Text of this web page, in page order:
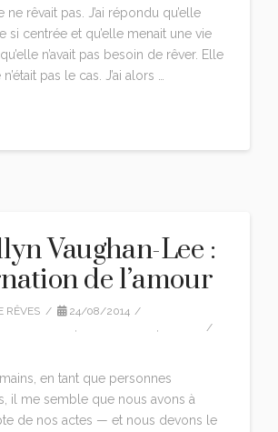
rêvait pas. J’ai répondu qu’elle
si centrée et qu’elle menait une vie
n’avait pas besoin de rêver. Elle
pas le cas. J’ai alors …
Vaughan-Lee :
de l’amour
RÊVES
24/08/2014
, ,
en tant que personnes
il me semble que nous avons à
de nos actes — et nous devons le